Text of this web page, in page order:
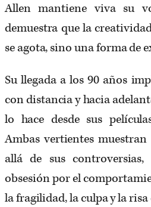
Allen mantiene viva su
demuestra que la
se agota, sino una forma de
Su llegada a los 90 años
con distancia y hacia
lo hace desde sus
Ambas vertientes
allá de sus
obsesión por el
la fragilidad, la culpa y la